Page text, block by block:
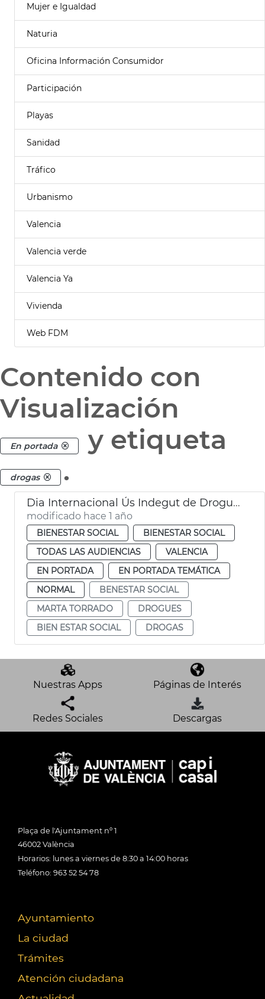
Mujer e Igualdad
Naturia
Oficina Información Consumidor
Participación
Playas
Sanidad
Tráfico
Urbanismo
Valencia
Valencia verde
Valencia Ya
Vivienda
Web FDM
Contenido con
Visualización
En portada y etiqueta
drogas .
Dia Internacional Ús Indegut de Drogues
modificado hace 1 año
BIENESTAR SOCIAL
BIENESTAR SOCIAL
TODAS LAS AUDIENCIAS
VALENCIA
EN PORTADA
EN PORTADA TEMÁTICA
NORMAL
BENESTAR SOCIAL
MARTA TORRADO
DROGUES
BIEN ESTAR SOCIAL
DROGAS
Nuestras Apps Páginas de Interés
Redes Sociales Descargas
Plaça de l'Ajuntament nº 1
46002 València
Horarios: lunes a viernes de 8:30 a 14:00 horas
Teléfono: 963 52 54 78
Ayuntamiento
La ciudad
Trámites
Atención ciudadana